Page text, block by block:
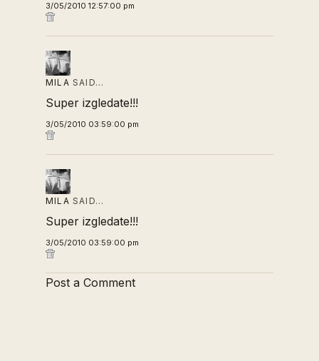
3/05/2010 12:57:00 pm
MILA SAID…
Super izgledate!!!
3/05/2010 03:59:00 pm
MILA SAID…
Super izgledate!!!
3/05/2010 03:59:00 pm
Post a Comment